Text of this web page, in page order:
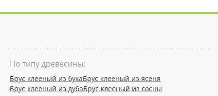
По типу древесины:
Брус клееный из букаБрус клееный из ясеня
Брус клееный из дубаБрус клееный из сосны